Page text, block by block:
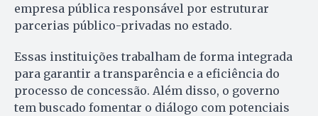
empresa pública responsável por estruturar
parcerias público-privadas no estado.
Essas instituições trabalham de forma integrada
para garantir a transparência e a eficiência do
processo de concessão. Além disso, o governo
tem buscado fomentar o diálogo com potenciais